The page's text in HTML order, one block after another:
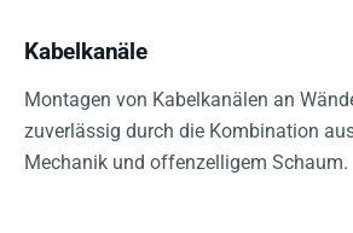
Kabelkanäle
Montagen von Kabelkanälen an
zuverlässig durch die Kombination
Mechanik und offenzelligem Schaum.